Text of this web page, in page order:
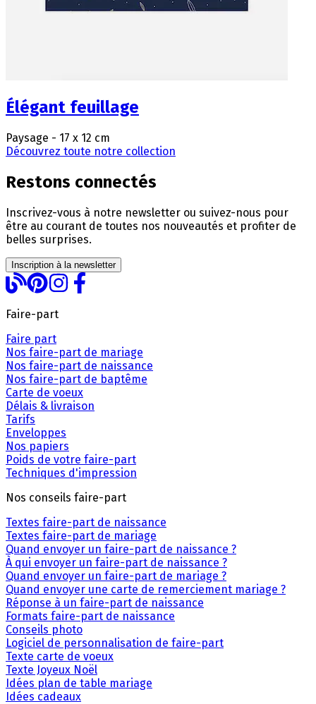
Élégant feuillage
Paysage - 17 x 12 cm
Découvrez toute notre collection
Restons connectés
Inscrivez-vous à notre newsletter ou suivez-nous pour
être au courant de toutes nos nouveautés et profiter de
belles surprises.
Inscription à la newsletter
Faire-part
Faire part
Nos faire-part de mariage
Nos faire-part de naissance
Nos faire-part de baptême
Carte de voeux
Délais & livraison
Tarifs
Enveloppes
Nos papiers
Poids de votre faire-part
Techniques d'impression
Nos conseils faire-part
Textes faire-part de naissance
Textes faire-part de mariage
Quand envoyer un faire-part de naissance ?
À qui envoyer un faire-part de naissance ?
Quand envoyer un faire-part de mariage ?
Quand envoyer une carte de remerciement mariage ?
Réponse à un faire-part de naissance
Formats faire-part de naissance
Conseils photo
Logiciel de personnalisation de faire-part
Texte carte de voeux
Texte Joyeux Noël
Idées plan de table mariage
Idées cadeaux